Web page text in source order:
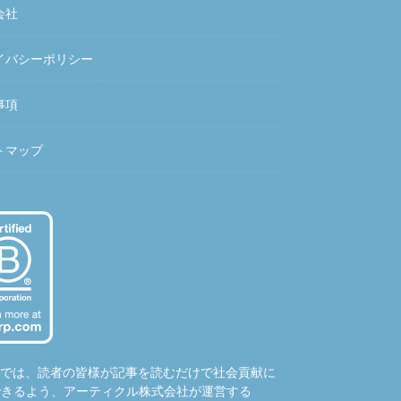
社
バシーポリシー
項
マップ
は、読者の皆様が記事を読むだけで社会貢献に
るよう、アーティクル株式会社が運営する